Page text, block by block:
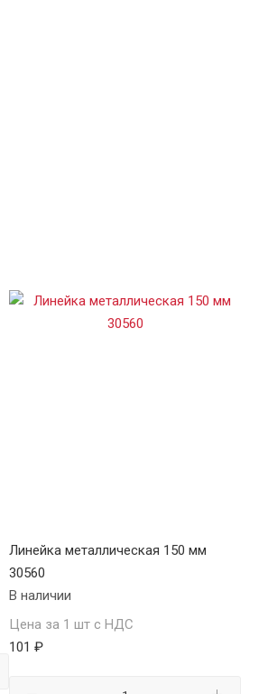
Линейка металлическая 150 мм
30560
В наличии
Цена за 1 шт с НДС
101 ₽